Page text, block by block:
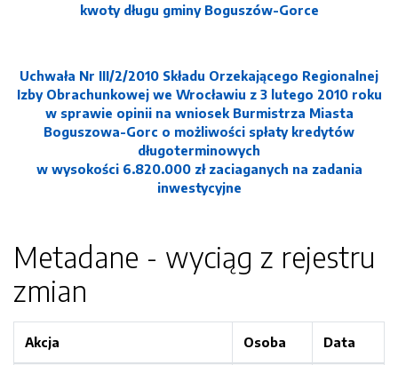
kwoty długu gminy Boguszów-Gorce
Uchwała Nr III/2/2010 Składu Orzekającego Regionalnej
Izby Obrachunkowej we Wrocławiu z 3 lutego 2010 roku
w sprawie opinii na wniosek Burmistrza Miasta
Boguszowa-Gorc o możliwości spłaty kredytów
długoterminowych
w wysokości 6.820.000 zł zaciaganych na zadania
inwestycyjne
Metadane - wyciąg z rejestru
zmian
Akcja Osoba Data